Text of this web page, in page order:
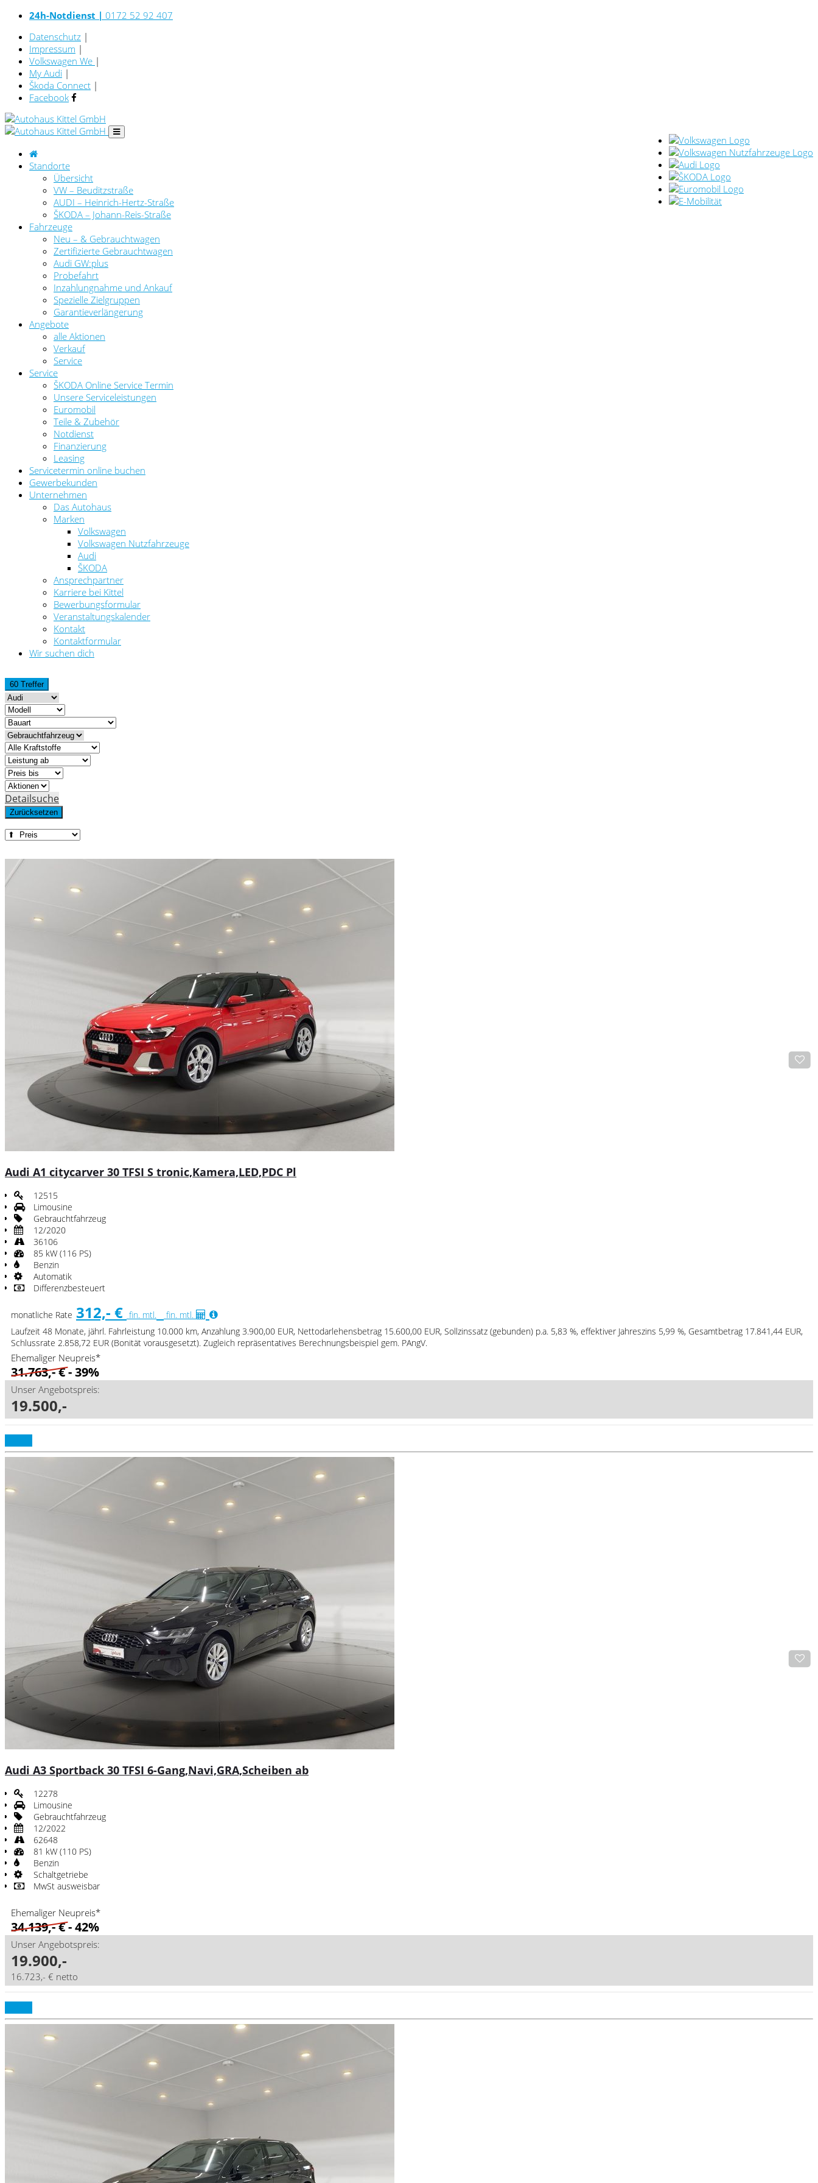
24h-Notdienst | 0172 52 92 407
Datenschutz |
Impressum |
Volkswagen We |
My Audi |
Škoda Connect |
Facebook
Standorte
Übersicht
VW – Beuditzstraße
AUDI – Heinrich-Hertz-Straße
ŠKODA – Johann-Reis-Straße
Fahrzeuge
Neu – & Gebrauchtwagen
Zertifizierte Gebrauchtwagen
Audi GW:plus
Probefahrt
Inzahlungnahme und Ankauf
Spezielle Zielgruppen
Garantieverlängerung
Angebote
alle Aktionen
Verkauf
Service
Service
ŠKODA Online Service Termin
Unsere Serviceleistungen
Euromobil
Teile & Zubehör
Notdienst
Finanzierung
Leasing
Servicetermin online buchen
Gewerbekunden
Unternehmen
Das Autohaus
Marken
Volkswagen
Volkswagen Nutzfahrzeuge
Audi
ŠKODA
Ansprechpartner
Karriere bei Kittel
Bewerbungsformular
Veranstaltungskalender
Kontakt
Kontaktformular
Wir suchen dich
60 Treffer
Detailsuche
Zurücksetzen
Audi A1 citycarver 30 TFSI S tronic,Kamera,LED,PDC Pl
12515
Limousine
Gebrauchtfahrzeug
12/2020
36106
85 kW (116 PS)
Benzin
Automatik
Differenzbesteuert
monatliche Rate 312,- € fin. mtl.
fin. mtl.
Laufzeit 48 Monate, jährl. Fahrleistung 10.000 km, Anzahlung 3.900,00 EUR, Nettodarlehensbetrag 15.600,00 EUR, Sollzinssatz (gebunden) p.a. 5,83 %, effektiver Jahreszins 5,99 %, Gesamtbetrag 17.841,44 EUR,
Schlussrate 2.858,72 EUR (Bonität vorausgesetzt). Zugleich repräsentatives Berechnungsbeispiel gem. PAngV.
Ehemaliger Neupreis*
31.763,- €- 39%
Unser Angebotspreis:
19.500,-
Audi A3 Sportback 30 TFSI 6-Gang,Navi,GRA,Scheiben ab
12278
Limousine
Gebrauchtfahrzeug
12/2022
62648
81 kW (110 PS)
Benzin
Schaltgetriebe
MwSt ausweisbar
Ehemaliger Neupreis*
34.139,- €- 42%
Unser Angebotspreis:
19.900,-
16.723,- € netto